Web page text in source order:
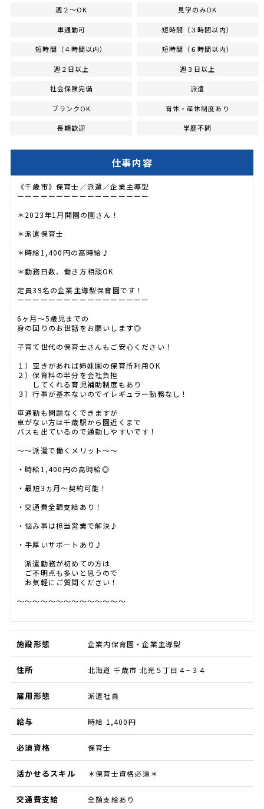
週２～OK 見学のみOK
車通勤可 短時間（３時間以内）
短時間（４時間以内） 短時間（６時間以内）
週２日以上 週３日以上
社会保険完備 派遣
ブランクOK 育休・産休制度あり
長期歓迎 学歴不問
仕事内容
《千歳市》保育士／派遣／企業主導型
ーーーーーーーーーーーーーーーーー
＊2023年1月開園の園さん！
＊派遣保育士
＊時給1,400円の高時給♪
＊勤務日数、働き方相談OK
定員39名の企業主導型保育園です！
ーーーーーーーーーーーーーーーーー
6ヶ月～5歳児までの
身の回りのお世話をお願いします◎
子育て世代の保育士さんもご安心ください！
１）空きがあれば姉妹園の保育所利用OK
２）保育料の半分を会社負担
してくれる育児補助制度もあり
３）行事が基本ないのでイレギュラー勤務なし！
車通勤も問題なくできますが
車がない方は千歳駅から園近くまで
バスも出ているので通勤しやすいです！
～～派遣で働くメリット～～
・時給1,400円の高時給◎
・最短3ヵ月～契約可能！
・交通費全額支給あり！
・悩み事は担当営業で解決♪
・手厚いサポートあり♪
派遣勤務が初めての方は
ご不明点も多いと思うので
お気軽にご質問ください！
～～～～～～～～～～～～～～
施設形態 企業内保育園・企業主導型
住所 北海道 千歳市 北光５丁目４−３４
雇用形態 派遣社員
給与 時給 1,400円
必須資格 保育士
活かせるスキル ＊保育士資格必須＊
交通費支給 全額支給あり